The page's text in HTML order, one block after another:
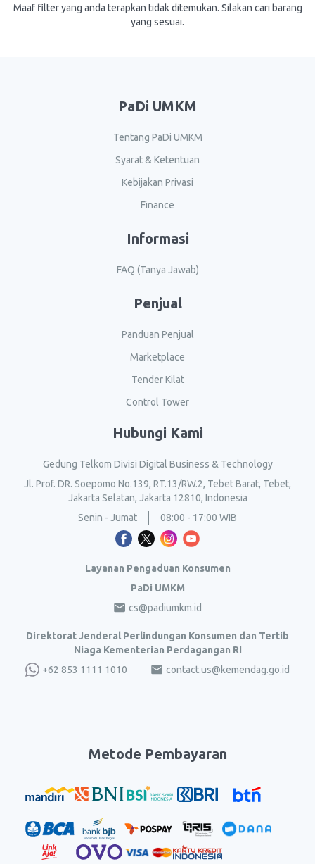
Maaf filter yang anda terapkan tidak ditemukan. Silakan cari barang
yang sesuai.
PaDi UMKM
Tentang PaDi UMKM
Syarat & Ketentuan
Kebijakan Privasi
Finance
Informasi
FAQ (Tanya Jawab)
Penjual
Panduan Penjual
Marketplace
Tender Kilat
Control Tower
Hubungi Kami
Gedung Telkom Divisi Digital Business & Technology
Jl. Prof. DR. Soepomo No.139, RT.13/RW.2, Tebet Barat, Tebet,
Jakarta Selatan, Jakarta 12810, Indonesia
Senin - Jumat
08:00 - 17:00 WIB
Layanan Pengaduan Konsumen
PaDi UMKM
cs@padiumkm.id
Direktorat Jenderal Perlindungan Konsumen dan Tertib
Niaga Kementerian Perdagangan RI
+62 853 1111 1010
contact.us@kemendag.go.id
Metode Pembayaran